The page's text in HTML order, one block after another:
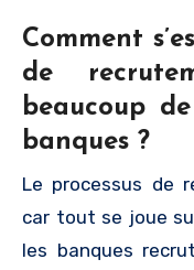
Comment
de
beaucoup
banques ?
Le processus de
car tout se joue
les banques